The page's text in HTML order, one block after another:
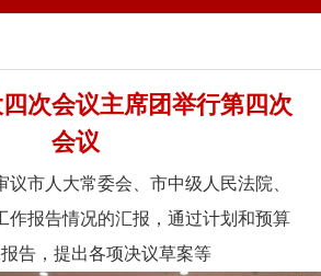
次会议主席团举行第四次
会议
议市人大常委会、市中级人民法院、
作报告情况的汇报，通过计划和预算
告，提出各项决议草案等